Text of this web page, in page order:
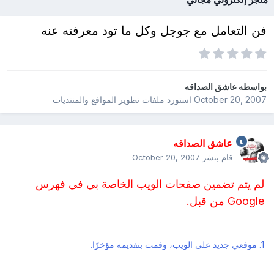
فن التعامل مع جوجل وكل ما تود معرفته عنه
بواسطهعاشق الصداقه
October 20, 2007استورد ملفات تطوير المواقع والمنتديات
عاشق الصداقه
قام بنشر October 20, 2007
لم يتم تضمين صفحات الويب الخاصة بي في فهرس
Google من قبل.